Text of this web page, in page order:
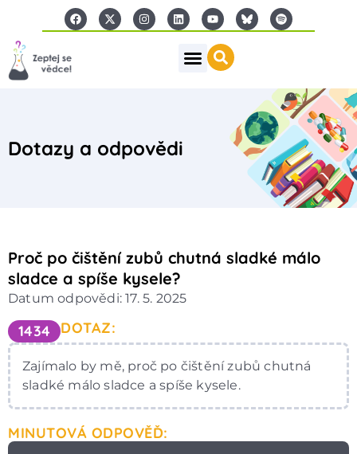
Dotazy a odpovědi
Proč po čištění zubů chutná sladké málo
sladce a spíše kysele?
Datum odpovědi: 17. 5. 2025
1434 DOTAZ:
Zajímalo by mě, proč po čištění zubů chutná
sladké málo sladce a spíše kysele.
MINUTOVÁ ODPOVĚĎ: